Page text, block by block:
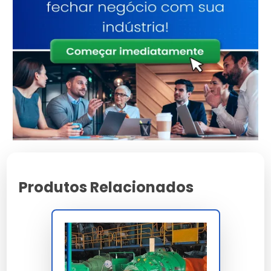
Tecnologia
Engenharia de ponta
durabilidade
Resistência
Alta tolerância a
impactos e variações
Manuseio
Ergonomia pensada
na facilidade
operacional
Suporte
Consultoria
Especializada
ambiental.
Máxima proteção contra agentes externos e desgaste
Suporte comercial direto para demandas em escala
Produtos Relacionados